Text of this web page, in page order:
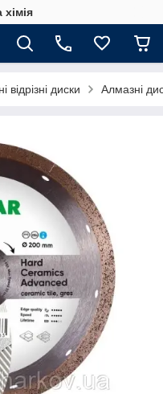
відрізні диски Алмазні